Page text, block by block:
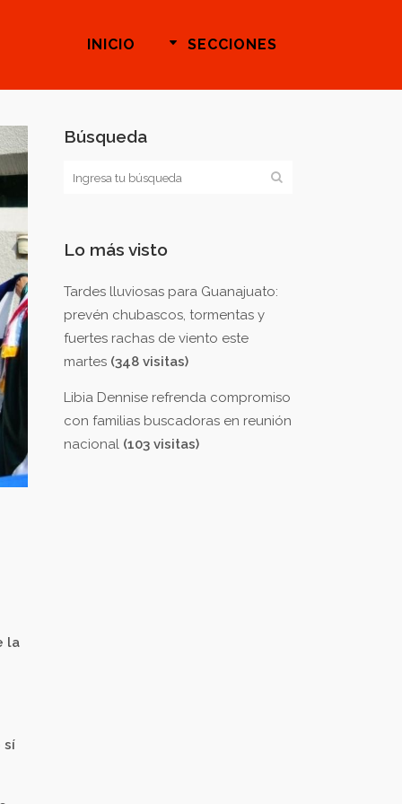
INICIO SECCIONES
la
sí
Búsqueda
Lo más visto
Tardes lluviosas para Guanajuato:
prevén chubascos, tormentas y
fuertes rachas de viento este
martes (348 visitas)
Libia Dennise refrenda compromiso
con familias buscadoras en reunión
nacional (103 visitas)